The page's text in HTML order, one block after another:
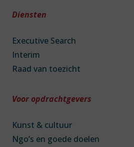
Diensten
Executive Search
Interim
Raad van toezicht
Voor opdrachtgevers
Kunst & cultuur
Ngo’s en goede doelen